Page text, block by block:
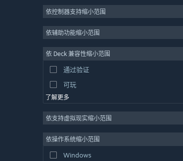
模拟
视频制作
照片编辑
依控制器支持缩小范围
依辅助功能缩小范围
依 Deck 兼容性缩小范围
通过验证
可玩
了解更多
依支持虚拟现实缩小范围
依操作系统缩小范围
Windows